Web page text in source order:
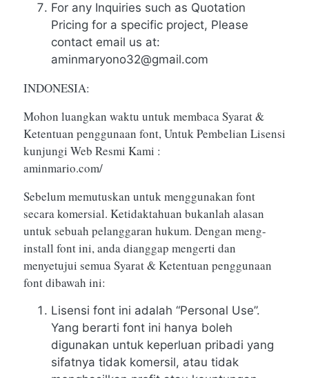
For any Inquiries such as Quotation
Pricing for a specific project, Please
contact email us at:
aminmaryono32@gmail.com
INDONESIA:
Mohon luangkan waktu untuk membaca Syarat &
Ketentuan penggunaan font, Untuk Pembelian Lisensi
kunjungi Web Resmi Kami :
aminmario.com/
Sebelum memutuskan untuk menggunakan font
secara komersial. Ketidaktahuan bukanlah alasan
untuk sebuah pelanggaran hukum. Dengan meng-
install font ini, anda dianggap mengerti dan
menyetujui semua Syarat & Ketentuan penggunaan
font dibawah ini:
Lisensi font ini adalah “Personal Use”.
Yang berarti font ini hanya boleh
digunakan untuk keperluan pribadi yang
sifatnya tidak komersil, atau tidak